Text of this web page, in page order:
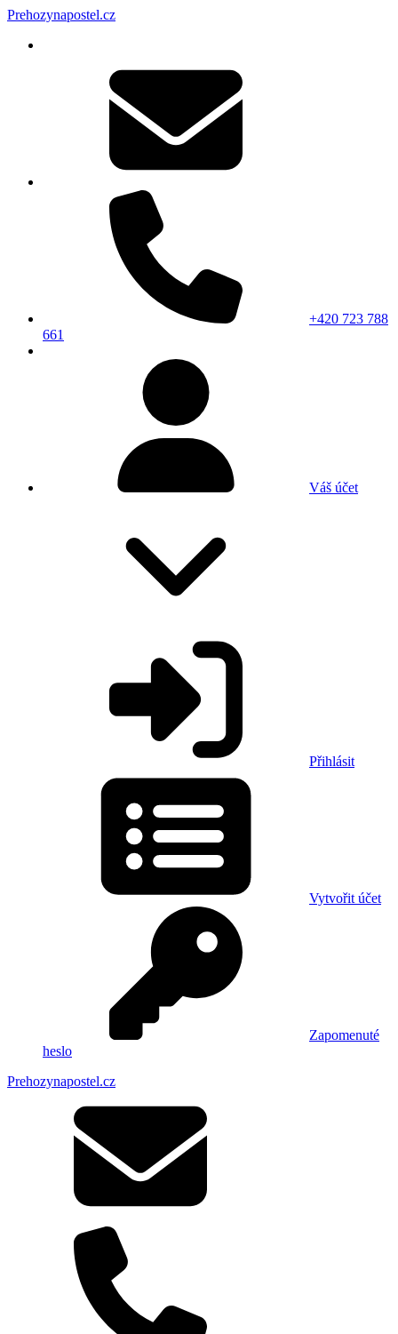
Prehozynapostel.cz
+420 723 788
661
Váš účet
Přihlásit
Vytvořit účet
Zapomenuté
heslo
Prehozynapostel.cz